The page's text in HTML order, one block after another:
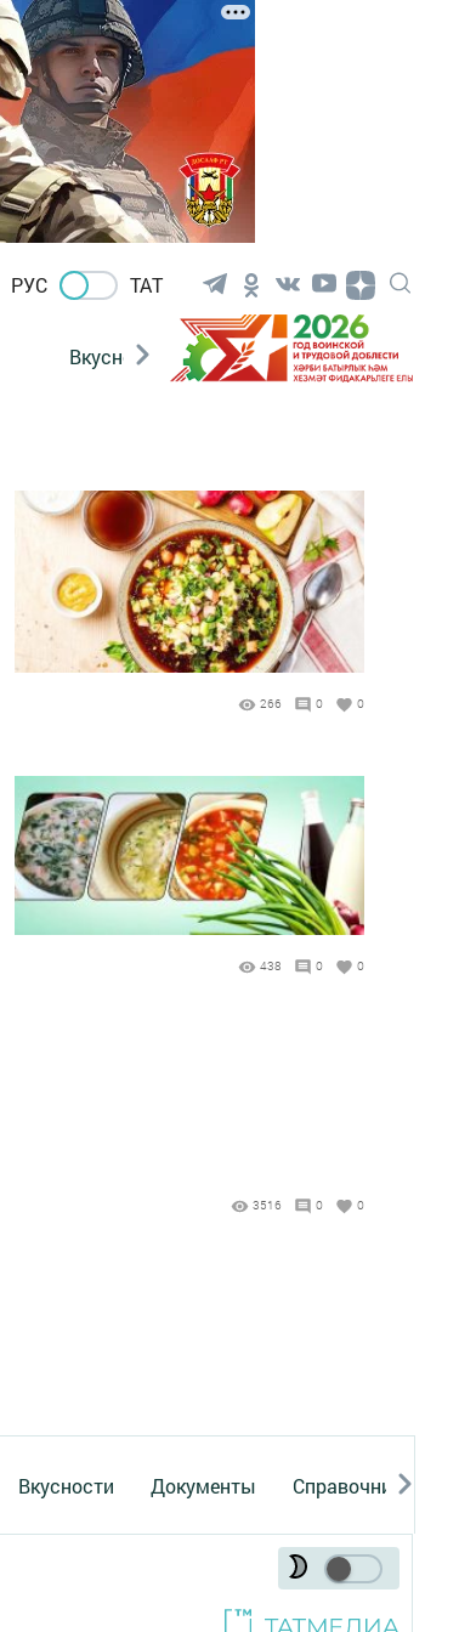
РУС ТАТ
Вкусности Фотогалерея
266 0 0
438 0 0
3516 0 0
Вкусности Документы Справочник